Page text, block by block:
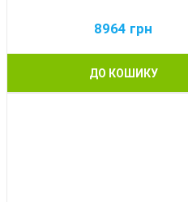
8964 грн
ДО КОШИКУ